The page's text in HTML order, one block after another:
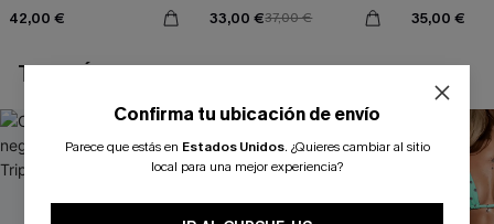
42,00 € 33,00 €37,00 € 35,00 €
TAMBIÉN TE PUEDE GUSTAR
Confirma tu ubicación de envío
Parece que estás en Estados Unidos. ¿Quieres cambiar al sitio
local para una mejor experiencia?